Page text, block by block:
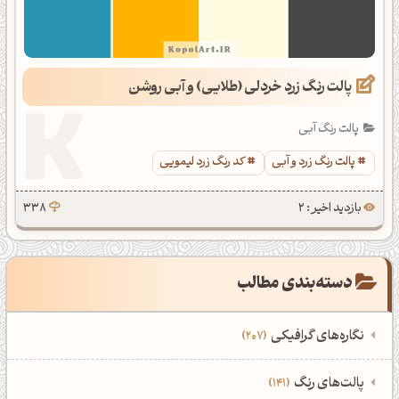
پالت رنگ زرد خردلی (طلایی) و آبی روشن
پالت رنگ آبی
پالت رنگ زرد و آبی
کد رنگ زرد لیمویی
بازدید اخیر : 2 338
دسته‌بندی مطالب
نگاره‌های گرافیکی 207
‌همه دسته‌بندی‌های نگاره‌های گرافیکی
‌پالت‌های رنگ 141